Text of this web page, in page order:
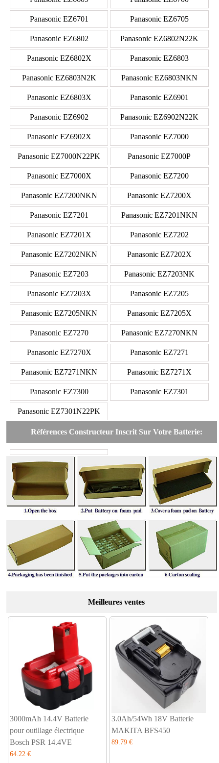
Panasonic EZ6701 Panasonic EZ6705
Panasonic EZ6802 Panasonic EZ6802N22K
Panasonic EZ6802X Panasonic EZ6803
Panasonic EZ6803N2K Panasonic EZ6803NKN
Panasonic EZ6803X Panasonic EZ6901
Panasonic EZ6902 Panasonic EZ6902N22K
Panasonic EZ6902X Panasonic EZ7000
Panasonic EZ7000N22PK Panasonic EZ7000P
Panasonic EZ7000X Panasonic EZ7200
Panasonic EZ7200NKN Panasonic EZ7200X
Panasonic EZ7201 Panasonic EZ7201NKN
Panasonic EZ7201X Panasonic EZ7202
Panasonic EZ7202NKN Panasonic EZ7202X
Panasonic EZ7203 Panasonic EZ7203NK
Panasonic EZ7203X Panasonic EZ7205
Panasonic EZ7205NKN Panasonic EZ7205X
Panasonic EZ7270 Panasonic EZ7270NKN
Panasonic EZ7270X Panasonic EZ7271
Panasonic EZ7271NKN Panasonic EZ7271X
Panasonic EZ7300 Panasonic EZ7301
Panasonic EZ7301N22PK
Références Constructeur Inscrit Sur Votre Batterie:
Meilleures ventes
3000mAh 14.4V Batterie
pour outillage électrique
Bosch PSR 14.4VE
64.22 €
3.0Ah/54Wh 18V Batterie
MAKITA BFS450
89.79 €